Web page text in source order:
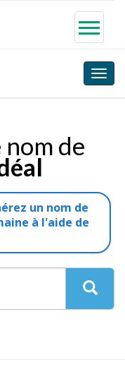
Toggle
de
un nom de
à l'aide de